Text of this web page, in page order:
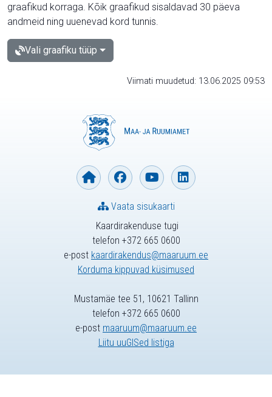
graafikud korraga. Kõik graafikud sisaldavad 30 päeva
andmeid ning uuenevad kord tunnis.
Vali graafiku tüüp
Viimati muudetud: 13.06.2025 09:53
Kaardirakenduse tugi
telefon +372 665 0600
e-post kaardirakendus@maaruum.ee
Korduma kippuvad küsimused
Vaata sisukaarti
Mustamäe tee 51, 10621 Tallinn
telefon +372 665 0600
e-post maaruum@maaruum.ee
Liitu uuGISed listiga